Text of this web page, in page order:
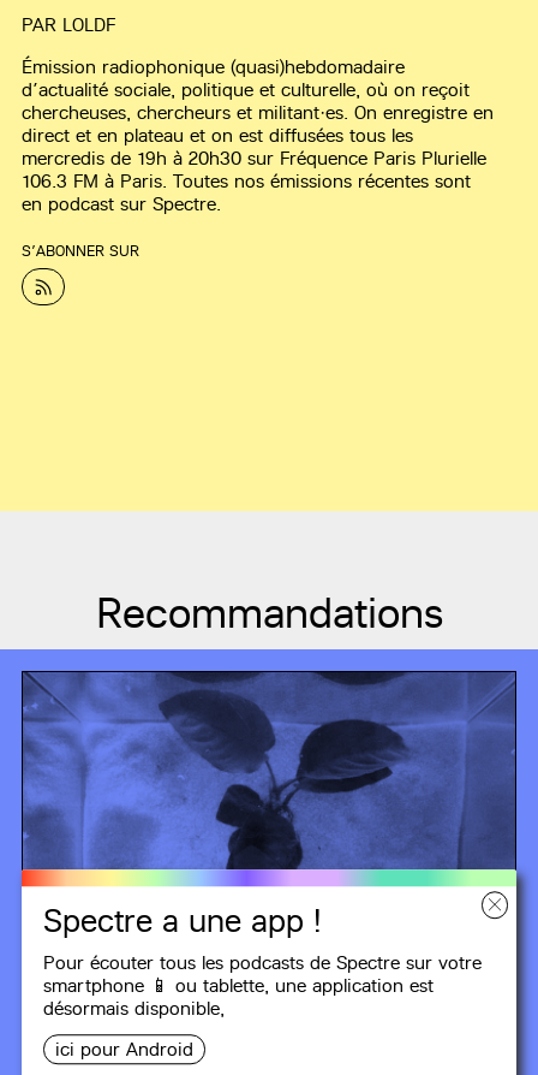
Spectre a une app !
Pour écouter tous les podcasts de Spectre sur votre
smartphone 📱 ou tablette, uneapplication est
désormais disponible,
ici pour Android
PAR LOLDF
Émission radiophonique (quasi)hebdomadaire
d’actualité sociale, politique et culturelle, où on reçoit
chercheuses, chercheurs et militant·es. On enregistre en
direct et en plateau et on est diffusées tous les
mercredis de 19h à 20h30 sur Fréquence Paris Plurielle
106.3 FM à Paris. Toutes nos émissions récentes sont
en podcast sur Spectre.
S’ABONNER SUR
Recommandations